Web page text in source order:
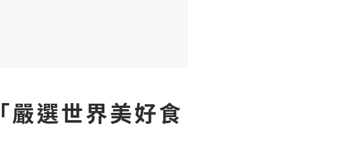
嚴選世界美好食